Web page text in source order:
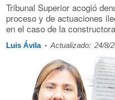
Tribunal Superior acogió
proceso y de actuaciones
en el caso de la
Luis Ávila - Actualizado: 24/8/